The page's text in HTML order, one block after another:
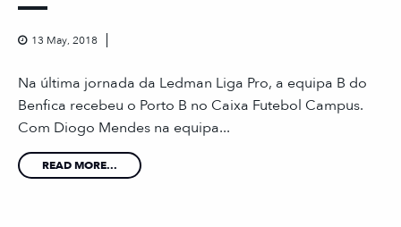
13 May, 2018
Na última jornada da Ledman Liga Pro, a equipa B do
Benfica recebeu o Porto B no Caixa Futebol Campus.
Com Diogo Mendes na equipa...
READ MORE...